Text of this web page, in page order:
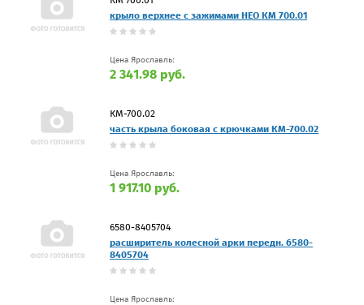
крыло верхнее с зажимами НЕО КМ 700.01
Цена Ярославль:
2 341.98 руб.
КМ-700.02
часть крыла боковая с крючками КМ-700.02
Цена Ярославль:
1 917.10 руб.
6580-8405704
расширитель колесной арки передн. 6580-
8405704
Цена Ярославль: